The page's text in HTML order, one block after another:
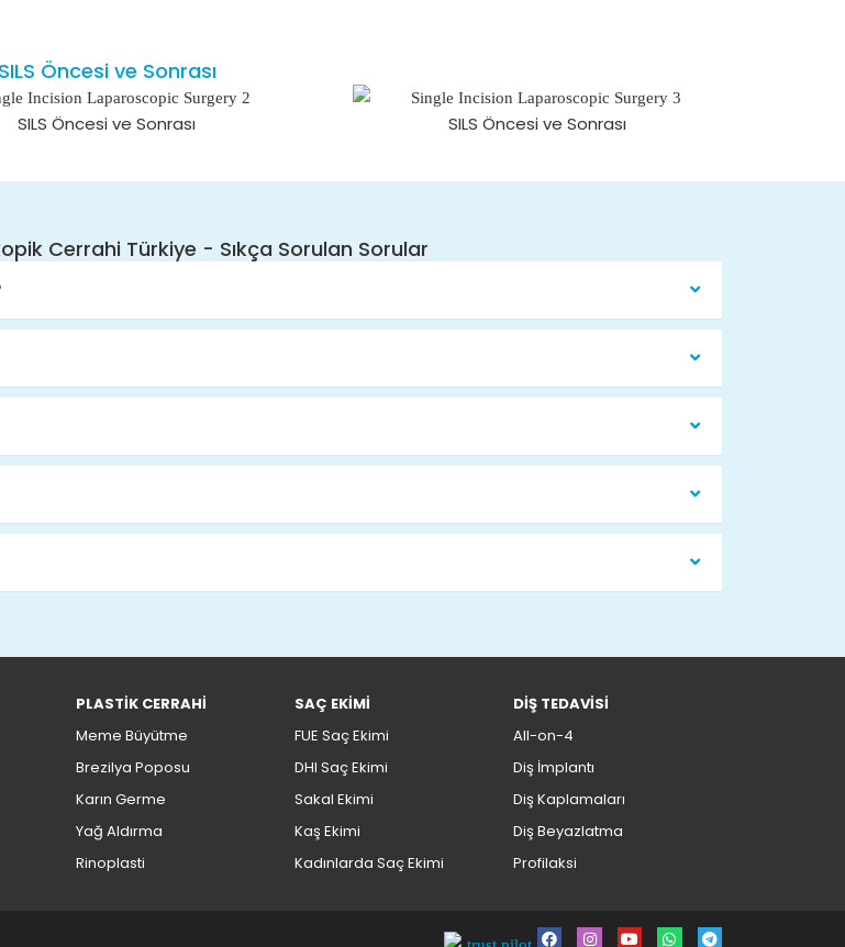
SILS Öncesi ve Sonrası
SILS Öncesi ve Sonrası SILS Öncesi ve Sonrası
Cerrahi Türkiye - Sıkça Sorulan Sorular
PLASTİK CERRAHİ
Meme Büyütme
Brezilya Poposu
Karın Germe
Yağ Aldırma
Rinoplasti
SAÇ EKİMİ
FUE Saç Ekimi
DHI Saç Ekimi
Sakal Ekimi
Kaş Ekimi
Kadınlarda Saç Ekimi
DİŞ TEDAVİSİ
All-on-4
Diş İmplantı
Diş Kaplamaları
Diş Beyazlatma
Profilaksi